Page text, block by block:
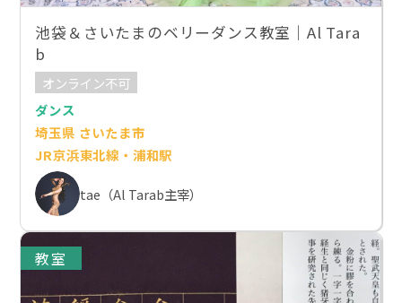
池袋＆さいたまのベリーダンス教室｜Al Tara
b
オンライン不可
ダンス
埼玉県 さいたま市
JR京浜東北線・浦和駅
tae（Al Tarab主宰）
教室